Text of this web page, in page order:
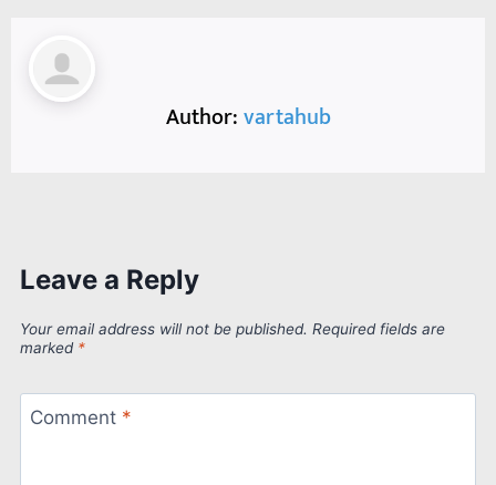
Author:vartahub
Leave a Reply
Your email address will not be published. Required fields are
marked *
Comment *